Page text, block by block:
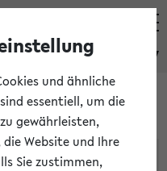
eKVV
English
und ähnliche
essentiell, um die
gewährleisten,
Website und Ihre
Sie zustimmen,